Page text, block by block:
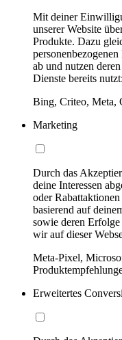
Mit deiner
unserer Website
Produkte. Dazu
ab und nutzen
Dienste bereits nutzt:
Bing, Criteo, Meta,
Marketing
Durch das
deine Interessen
oder
basierend auf
sowie deren
wir auf dieser
Meta-Pixel,
Erweitertes